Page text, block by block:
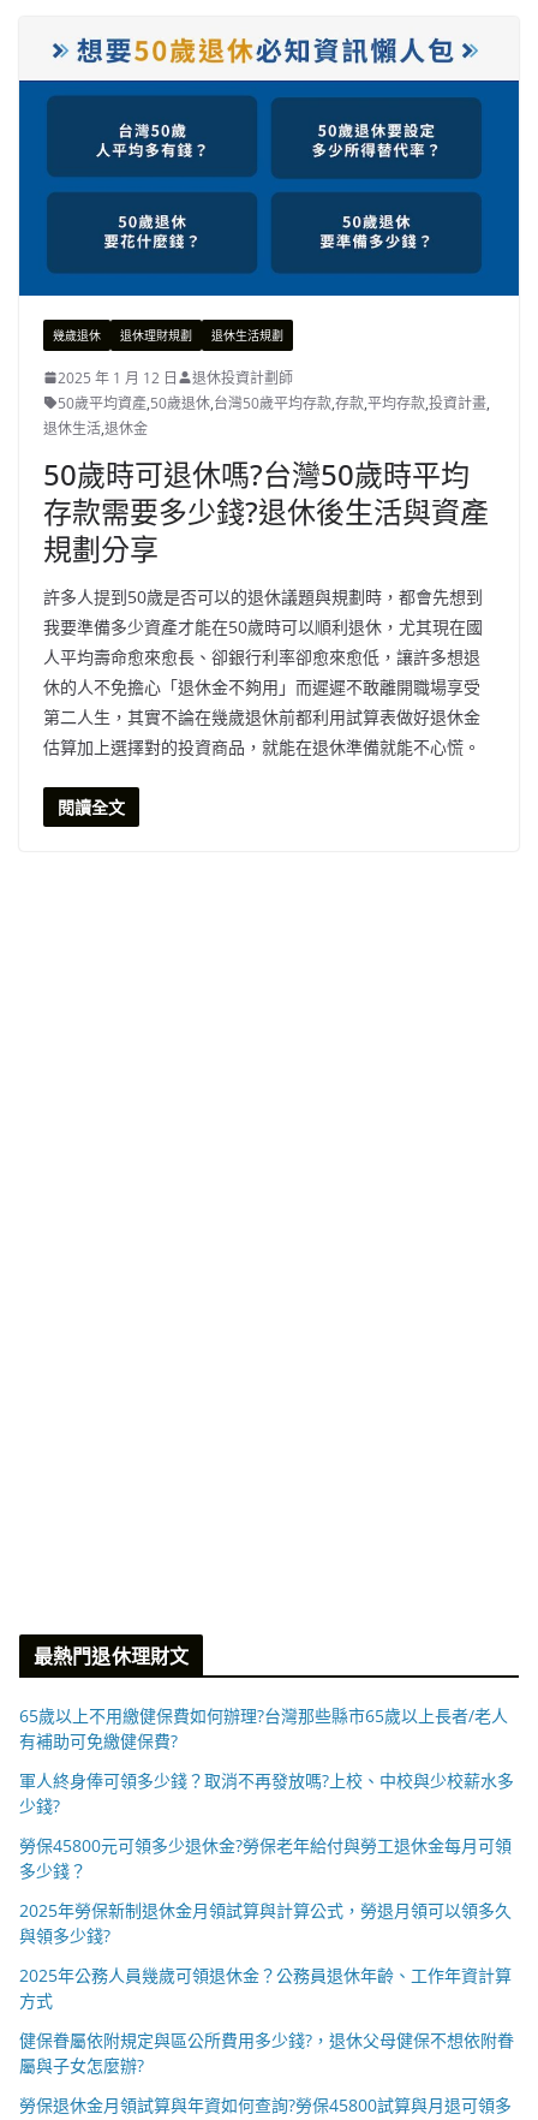
幾歲退休 退休理財規劃 退休生活規劃
2025 年 1 月 12 日
退休投資計劃師
50歲平均資產,50歲退休,台灣50歲平均存款,存款,平均存款,投資計畫,
退休生活,退休金
50歲時可退休嗎?台灣50歲時平均
存款需要多少錢?退休後生活與資產
規劃分享
許多人提到50歲是否可以的退休議題與規劃時，都會先想到
我要準備多少資產才能在50歲時可以順利退休，尤其現在國
人平均壽命愈來愈長、卻銀行利率卻愈來愈低，讓許多想退
休的人不免擔心「退休金不夠用」而遲遲不敢離開職場享受
第二人生，其實不論在幾歲退休前都利用試算表做好退休金
估算加上選擇對的投資商品，就能在退休準備就能不心慌。
閱讀全文
最熱門退休理財文
65歲以上不用繳健保費如何辦理?台灣那些縣市65歲以上長者/老人
有補助可免繳健保費?
軍人終身俸可領多少錢？取消不再發放嗎?上校、中校與少校薪水多
少錢?
勞保45800元可領多少退休金?勞保老年給付與勞工退休金每月可領
多少錢？
2025年勞保新制退休金月領試算與計算公式，勞退月領可以領多久
與領多少錢?
2025年公務人員幾歲可領退休金？公務員退休年齡、工作年資計算
方式
健保眷屬依附規定與區公所費用多少錢?，退休父母健保不想依附眷
屬與子女怎麼辦?
勞保退休金月領試算與年資如何查詢?勞保45800試算與月退可領多